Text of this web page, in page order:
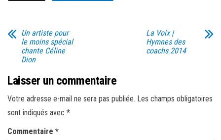
Un artiste pour
le moins spécial
chante Céline
Dion
La Voix |
Hymnes des
coachs 2014
Laisser un commentaire
Votre adresse e-mail ne sera pas publiée. Les champs obligatoires
sont indiqués avec *
Commentaire *